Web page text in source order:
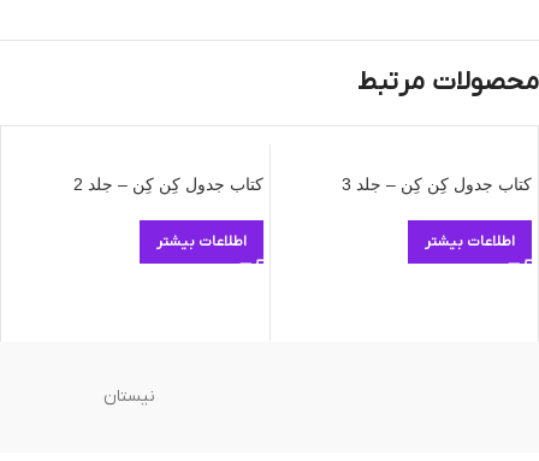
محصولات مرتبط
کتاب جدول کِن کِن – جلد 3
اطلاعات بیشتر
کتاب جدول کِن کِن – جلد 2
اطلاعات بیشتر
نیستان